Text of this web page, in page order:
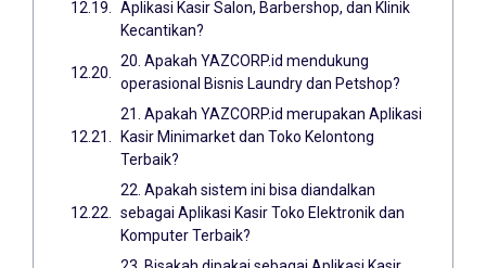
Aplikasi Kasir Salon, Barbershop, dan Klinik
Kecantikan?
20. Apakah YAZCORP.id mendukung
operasional Bisnis Laundry dan Petshop?
21. Apakah YAZCORP.id merupakan Aplikasi
Kasir Minimarket dan Toko Kelontong
Terbaik?
22. Apakah sistem ini bisa diandalkan
sebagai Aplikasi Kasir Toko Elektronik dan
Komputer Terbaik?